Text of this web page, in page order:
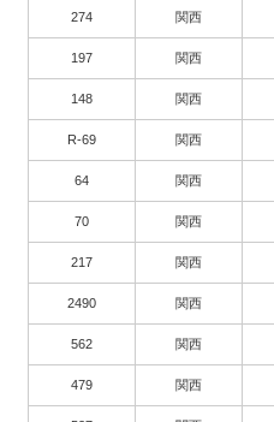
274 関西
197 関西
148 関西
R-69 関西
64 関西
70 関西
217 関西
2490 関西
562 関西
479 関西